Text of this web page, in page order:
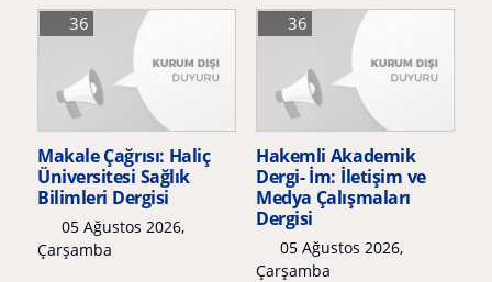
Makale Çağrısı: Haliç
Üniversitesi Sağlık
Bilimleri Dergisi
05 Ağustos 2026,
Çarşamba
36
Hakemli Akademik
Dergi- İm: İletişim ve
Medya Çalışmaları
Dergisi
05 Ağustos 2026,
Çarşamba
36